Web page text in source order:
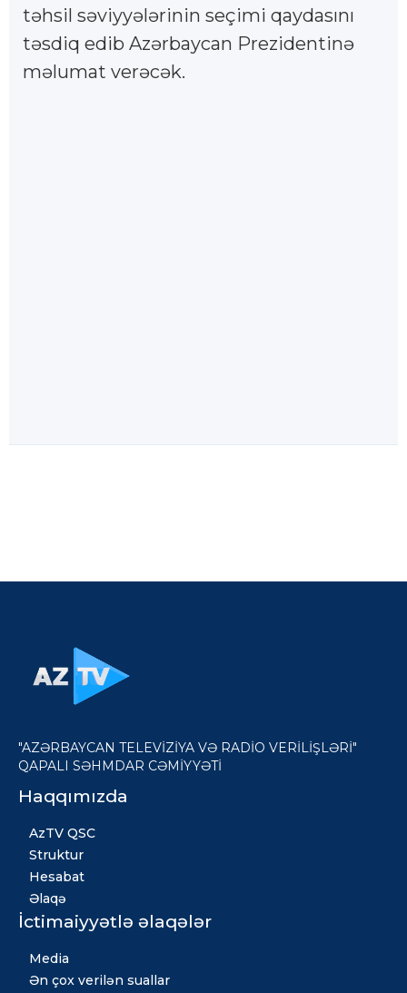
təhsil səviyyələrinin seçimi qaydasını
təsdiq edib Azərbaycan Prezidentinə
məlumat verəcək.
"AZƏRBAYCAN TELEVİZİYA VƏ RADİO VERİLİŞLƏRİ"
QAPALI SƏHMDAR CƏMİYYƏTİ
Haqqımızda
AzTV QSC
Struktur
Hesabat
Əlaqə
İctimaiyyətlə əlaqələr
Media
Ən çox verilən suallar